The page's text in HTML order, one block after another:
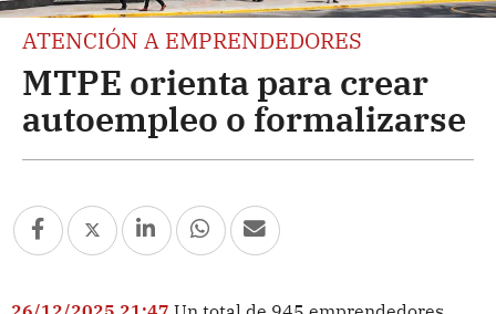
ATENCIÓN A EMPRENDEDORES
MTPE orienta para crear
autoempleo o formalizarse